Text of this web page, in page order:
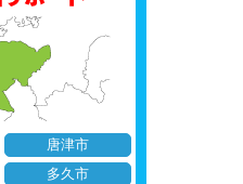
唐津市
多久市